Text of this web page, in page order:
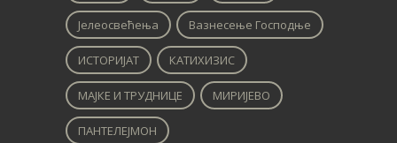
Јелеосвећења Вазнесење Господње
ИСТОРИЈАТ КАТИХИЗИС
МАЈКЕ И ТРУДНИЦЕ МИРИЈЕВО
ПАНТЕЛЕЈМОН